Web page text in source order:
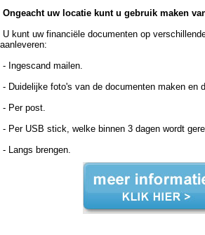
Ongeacht uw locatie kunt u gebruik maken
U kunt uw financiële documenten op
aanleveren:
- Ingescand mailen.
- Duidelijke foto's van de documenten maken en
- Per post.
- Per USB stick, welke binnen 3 dagen wordt
- Langs brengen.